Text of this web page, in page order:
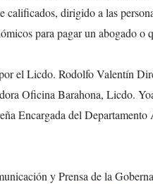
calificados, dirigido a las
para pagar un abogado o
el Licdo. Rodolfo Valentín
Oficina Barahona, Licdo.
Encargada del Departamento
y Prensa de la